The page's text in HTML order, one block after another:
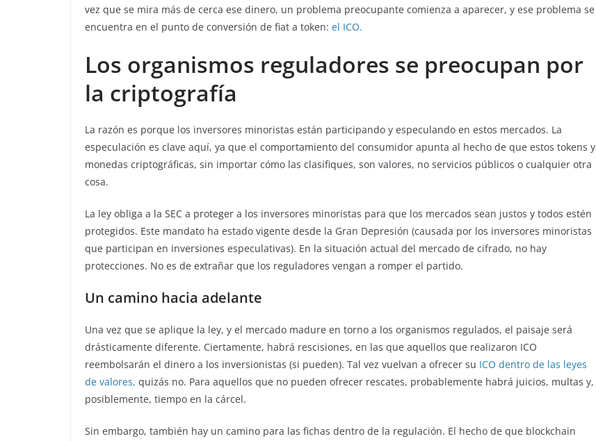
vez que se mira más de cerca ese dinero, un problema preocupante comienza a aparecer, y ese problema se
encuentra en el punto de conversión de fiat a token: el ICO.
Los organismos reguladores se preocupan por
la criptografía
La razón es porque los inversores minoristas están participando y especulando en estos mercados. La
especulación es clave aquí, ya que el comportamiento del consumidor apunta al hecho de que estos tokens y
monedas criptográficas, sin importar cómo las clasifiques, son valores, no servicios públicos o cualquier otra
cosa.
La ley obliga a la SEC a proteger a los inversores minoristas para que los mercados sean justos y todos estén
protegidos. Este mandato ha estado vigente desde la Gran Depresión (causada por los inversores minoristas
que participan en inversiones especulativas). En la situación actual del mercado de cifrado, no hay
protecciones. No es de extrañar que los reguladores vengan a romper el partido.
Un camino hacia adelante
Una vez que se aplique la ley, y el mercado madure en torno a los organismos regulados, el paisaje será
drásticamente diferente. Ciertamente, habrá rescisiones, en las que aquellos que realizaron ICO
reembolsarán el dinero a los inversionistas (si pueden). Tal vez vuelvan a ofrecer su ICO dentro de las leyes
de valores, quizás no. Para aquellos que no pueden ofrecer rescates, probablemente habrá juicios, multas y,
posiblemente, tiempo en la cárcel.
Sin embargo, también hay un camino para las fichas dentro de la regulación. El hecho de que blockchain